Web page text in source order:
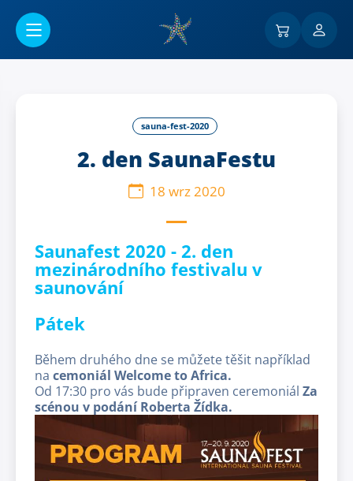
sauna-fest-2020
2. den SaunaFestu
18 wrz 2020
Saunafest 2020 - 2. den
mezinárodního festivalu v
saunování
Pátek
Během druhého dne se můžete těšit například
na cemoniál Welcome to Africa.
Od 17:30 pro vás bude připraven ceremoniál Za
scénou v podání Roberta Žídka.